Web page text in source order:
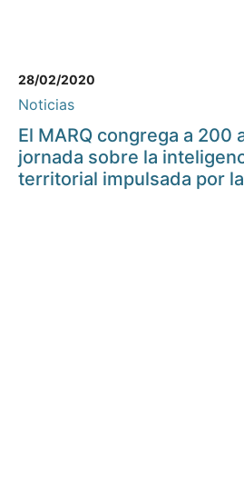
28/02/2020
Noticias
El MARQ congrega a 200
jornada sobre la
territorial impulsada por